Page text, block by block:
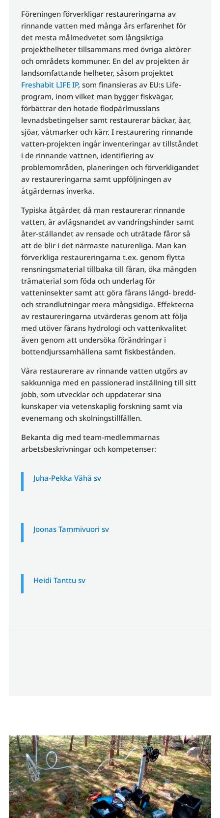
Föreningen förverkligar restaureringarna av
rinnande vatten med många års erfarenhet för
det mesta målmedvetet som långsiktiga
projekthelheter tillsammans med övriga aktörer
och områdets kommuner. En del av projekten är
landsomfattande helheter, såsom projektet
Freshabit LIFE IP, som finansieras av EU:s Life-
program, inom vilket man bygger fiskvägar,
förbättrar den hotade flodpärlmusslans
levnadsbetingelser samt restaurerar bäckar, åar,
sjöar, våtmarker och kärr. I restaurering rinnande
vatten-projekten ingår inventeringar av tillståndet
i de rinnande vattnen, identifiering av
problemområden, planeringen och förverkligandet
av restaureringarna samt uppföljningen av
åtgärdernas inverka.
Typiska åtgärder, då man restaurerar rinnande
vatten, är avlägsnandet av vandringshinder samt
åter-ställandet av rensade och uträtade fåror så
att de blir i det närmaste naturenliga. Man kan
förverkliga restaureringarna t.ex. genom flytta
rensningsmaterial tillbaka till fåran, öka mängden
trämaterial som föda och underlag för
vatteninsekter samt att göra fårans längd- bredd-
och strandlutningar mera mångsidiga. Effekterna
av restaureringarna utvärderas genom att följa
med utöver fårans hydrologi och vattenkvalitet
även genom att undersöka förändringar i
bottendjurssamhällena samt fiskbestånden.
Våra restaurerare av rinnande vatten utgörs av
sakkunniga med en passionerad inställning till sitt
jobb, som utvecklar och uppdaterar sina
kunskaper via vetenskaplig forskning samt via
evenemang och skolningstillfällen.
Bekanta dig med team-medlemmarnas
arbetsbeskrivningar och kompetenser:
Juha-Pekka Vähä sv
Joonas Tammivuori sv
Heidi Tanttu sv